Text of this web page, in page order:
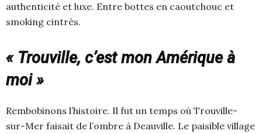
authenticité et luxe. Entre bottes en caoutchouc et
smoking cintrés.
« Trouville, c’est mon Amérique à
moi »
Rembobinons l’histoire. Il fut un temps où Trouville-
sur-Mer faisait de l’ombre à Deauville. Le paisible village